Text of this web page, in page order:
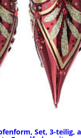
Set, 3-teilig,